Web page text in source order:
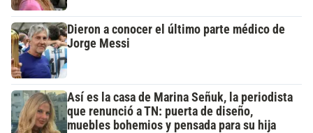
Dieron a conocer el último parte médico de
Jorge Messi
Así es la casa de Marina Señuk, la periodista
que renunció a TN: puerta de diseño,
muebles bohemios y pensada para su hija